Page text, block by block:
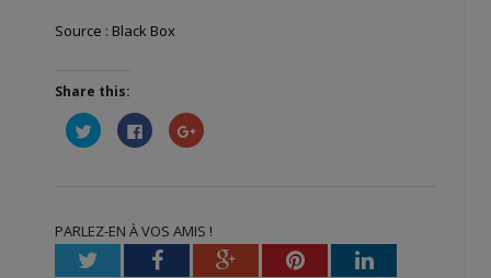
Source : Black Box
Share this:
Cliquez
pour
partager
fenêtre)
Cliquez
pour
partager
fenêtre)
Cliquez
pour
nouvelle
fenêtre)
PARLEZ-EN À VOS AMIS !
TwitterFacebookGoogle+PinterestLinkedIn